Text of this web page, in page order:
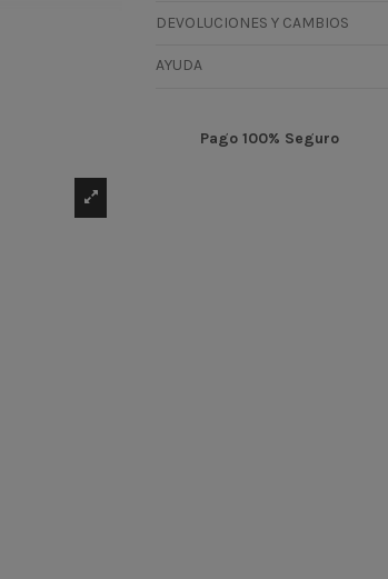
DEVOLUCIONES Y CAMBIOS
AYUDA
Pago 100% Seguro